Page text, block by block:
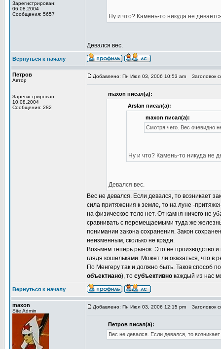
Зарегистрирован:
06.08.2004
Сообщения: 5657
Ну и что? Камень-то никуда не
Девался вес.
Вернуться к началу
Петров
Автор
Зарегистрирован:
10.08.2004
Сообщения: 282
Добавлено: Пн Июл 03, 2006 10:53 am Заголовок
maxon писал(а):
Arslan писал(а):
maxon писал(а):
Смотря чего. Вес очевидно
Ну и что? Камень-то никуда не
Девался вес.
Вес не девался. Если девался, то возникает
сила притяжения к земле, то на луне -
на физическое тело нет. От камня ничего не
сравнивать с перемещаемыми туда же
понимании закона сохранения. Закон
неизменным, сколько не кради.
Возьмем теперь рынок. Это не
глядя кошельками. Может ли оказаться, что в
По Менгеру так и должно быть. Таков способ
объектиано), то субъективно каждый из нас
Вернуться к началу
maxon
Site Admin
Добавлено: Пн Июл 03, 2006 12:15 pm Заголовок
Петров писал(а):
Вес не девался. Если девался, то